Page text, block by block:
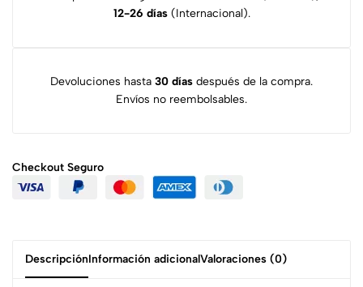
12-26 días(Internacional).
Devoluciones hasta 30 días después de la compra.
Envíos no reembolsables.
Checkout Seguro
DescripciónInformación adicionalValoraciones (0)